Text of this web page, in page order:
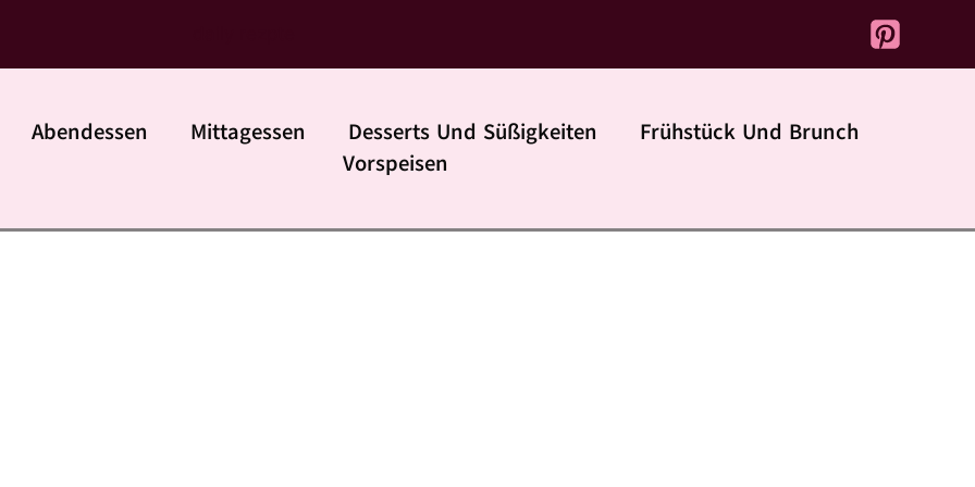
Abendessen Mittagessen Desserts Und Süßigkeiten
Frühstück Und Brunch
Vorspeisen